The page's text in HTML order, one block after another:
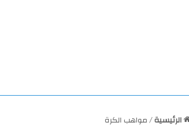
الرئيسية/مواهب الكرة